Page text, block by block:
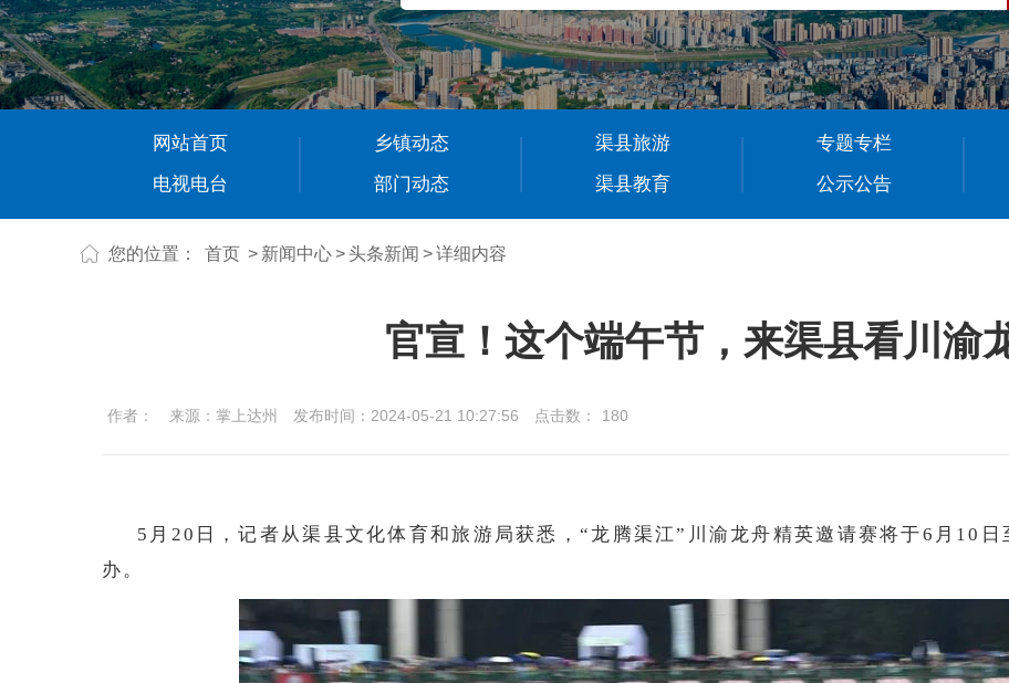
网站首页 乡镇动态 渠县旅游 专题专栏
电视电台
部门动态 渠县教育 公示公告
您的位置： 首页 > 新闻中心> 头条新闻 >详细内容
官宣！这个端午节，来渠县看川渝
作者： 来源：掌上达州 发布时间：2024-05-21 10:27:56 点击数： 180
5月20日，记者从渠县文化体育和旅游局获悉，“龙腾渠江”川渝龙舟精英邀请赛将于6月10
办。